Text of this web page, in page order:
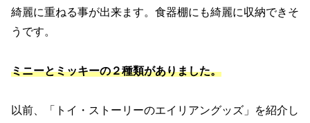
綺麗に重ねる事が出来ます。食器棚にも綺麗に収納できそ
うです。
ミニーとミッキーの２種類がありました。
以前、「トイ・ストーリーのエイリアングッズ」を紹介し